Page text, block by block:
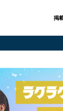
掲